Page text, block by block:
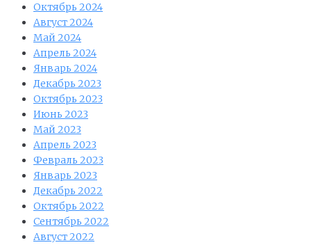
Октябрь 2024
Август 2024
Май 2024
Апрель 2024
Январь 2024
Декабрь 2023
Октябрь 2023
Июнь 2023
Май 2023
Апрель 2023
Февраль 2023
Январь 2023
Декабрь 2022
Октябрь 2022
Сентябрь 2022
Август 2022